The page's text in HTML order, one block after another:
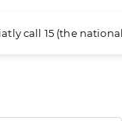
call 15 (the